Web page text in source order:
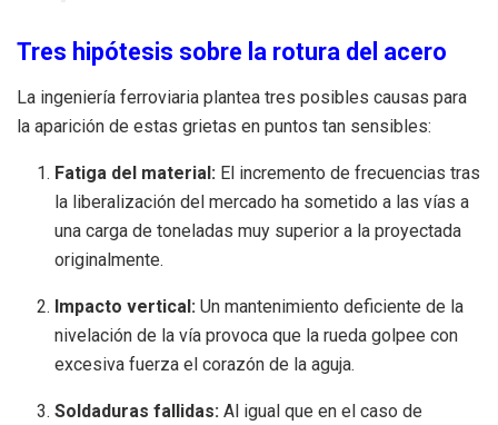
Tres hipótesis sobre la rotura del acero
La ingeniería ferroviaria plantea tres posibles causas para
la aparición de estas grietas en puntos tan sensibles:
Fatiga del material: El incremento de frecuencias tras
la liberalización del mercado ha sometido a las vías a
una carga de toneladas muy superior a la proyectada
originalmente.
Impacto vertical: Un mantenimiento deficiente de la
nivelación de la vía provoca que la rueda golpee con
excesiva fuerza el corazón de la aguja.
Soldaduras fallidas: Al igual que en el caso de